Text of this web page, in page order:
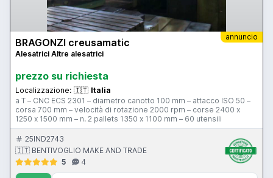
annuncio
BRAGONZI creusamatic
Alesatrici Altre alesatrici
prezzo su richiesta
Localizzazione: 🇮🇹 Italia
a T – CNC ECS 2301 – diametro canotto 100 mm – attacco ISO 50 –
corsa 700 mm – velocità di rotazione 2000 rpm – corse 2400 x
1250 x 1500 mm – n. 2 pallets 1350 x 1100 mm – 60 utensili
25IND2743
🇮🇹 BENTIVOGLIO MAKE AND TRADE
5
4